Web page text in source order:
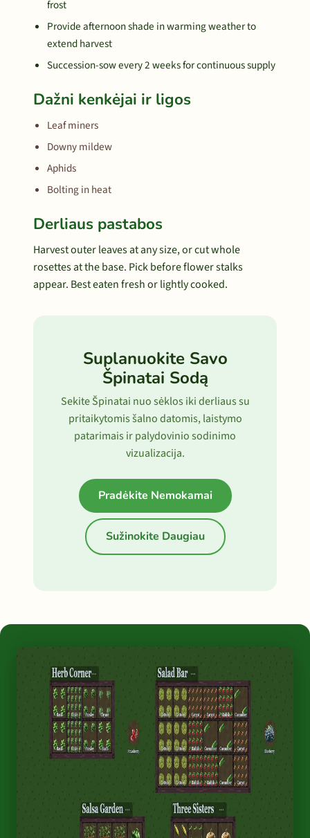
frost
Provide afternoon shade in warming weather to
extend harvest
Succession-sow every 2 weeks for continuous supply
Dažni kenkėjai ir ligos
Leaf miners
Downy mildew
Aphids
Bolting in heat
Derliaus pastabos
Harvest outer leaves at any size, or cut whole
rosettes at the base. Pick before flower stalks
appear. Best eaten fresh or lightly cooked.
Suplanuokite Savo
Špinatai Sodą
Sekite Špinatai nuo sėklos iki derliaus su
pritaikytomis šalno datomis, laistymo
patarimais ir palydovinio sodinimo
vizualizacija.
Pradėkite Nemokamai
Sužinokite Daugiau